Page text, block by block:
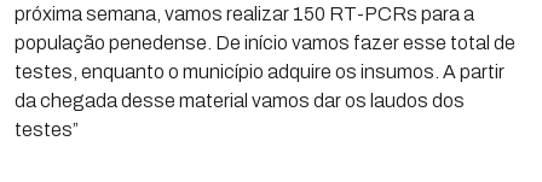
próxima semana, vamos realizar 150 RT-PCRs para a
população penedense. De início vamos fazer esse total de
testes, enquanto o município adquire os insumos. A partir
da chegada desse material vamos dar os laudos dos
testes”